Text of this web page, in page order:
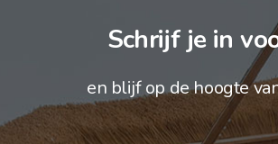
Schrijf je in
en blijf op de hoogte